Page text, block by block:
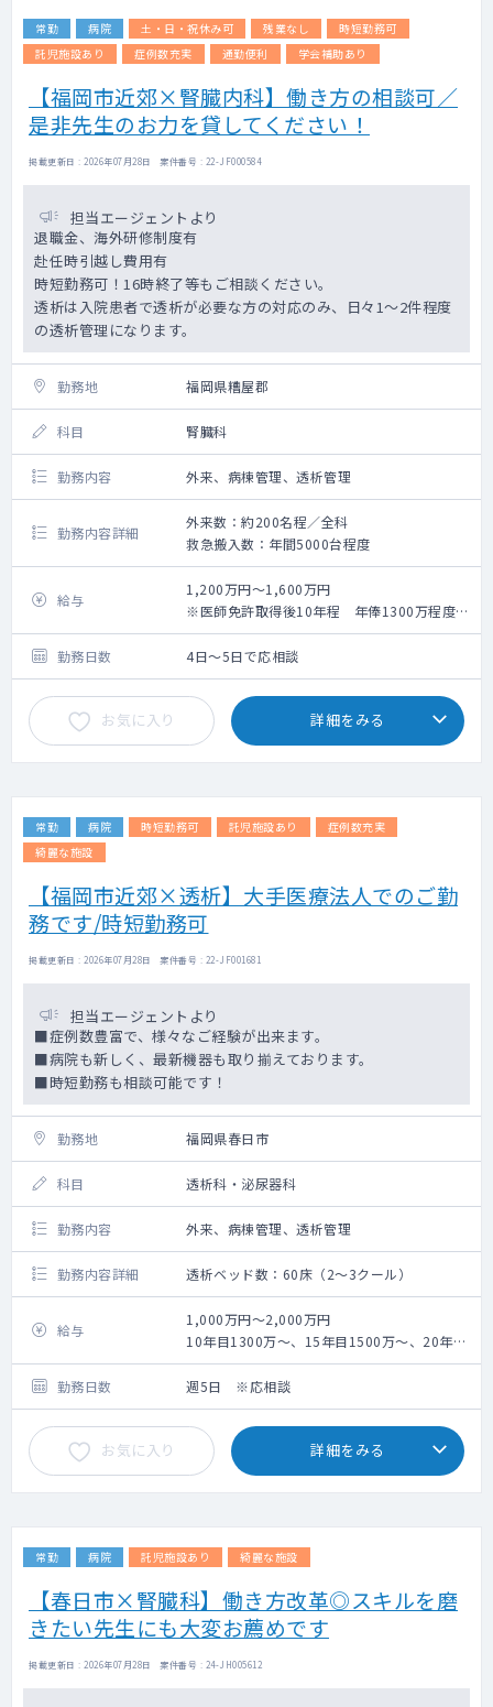
常勤 病院 土・日・祝休み可 残業なし
時短勤務可
託児施設あり
症例数充実 通勤便利 学会補助あり
【福岡市近郊×腎臓内科】働き方の相談可／
是非先生のお力を貸してください！
掲載更新日 : 2026年07月28日 案件番号 : 22-JF000584
担当エージェントより
退職金、海外研修制度有
赴任時引越し費用有
時短勤務可！16時終了等もご相談ください。
透析は入院患者で透析が必要な方の対応のみ、日々1～2件程度
の透析管理になります。
勤務地 福岡県糟屋郡
科目 腎臓科
勤務内容 外来、病棟管理、透析管理
勤務内容詳細
外来数：約200名程／全科
救急搬入数：年間5000台程度
給与
1,200万円～1,600万円
※医師免許取得後10年程 年俸1300万程度～
（経験等勘案の上決定いたします）
勤務日数
4日～5日で応相談
お気に入り 詳細をみる
常勤 病院 時短勤務可 託児施設あり
症例数充実
綺麗な施設
【福岡市近郊×透析】大手医療法人でのご勤
務です/時短勤務可
掲載更新日 : 2026年07月28日 案件番号 : 22-JF001681
担当エージェントより
■症例数豊富で、様々なご経験が出来ます。
■病院も新しく、最新機器も取り揃えております。
■時短勤務も相談可能です！
勤務地 福岡県春日市
科目 透析科・泌尿器科
勤務内容 外来、病棟管理、透析管理
勤務内容詳細 透析ベッド数：60床（2～3クール）
給与
1,000万円～2,000万円
10年目1300万～、15年目1500万～、20年目
1600万～（週5日勤務当直・オンコール有の
場合）
※ご経験年数、実績等により変動
勤務日数 週5日 ※応相談
お気に入り 詳細をみる
常勤 病院 託児施設あり 綺麗な施設
【春日市×腎臓科】働き方改革◎スキルを磨
きたい先生にも大変お薦めです
掲載更新日 : 2026年07月28日 案件番号 : 24-JH005612